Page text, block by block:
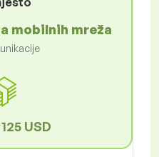
mobilnih mreža
USD